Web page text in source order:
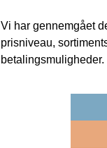
Vi har gennemgået
prisniveau,
betalingsmuligheder.